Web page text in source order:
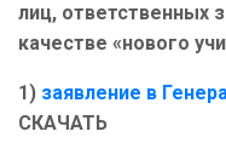
лиц, ответственных
качестве «нового
1) заявление в
СКАЧАТЬ